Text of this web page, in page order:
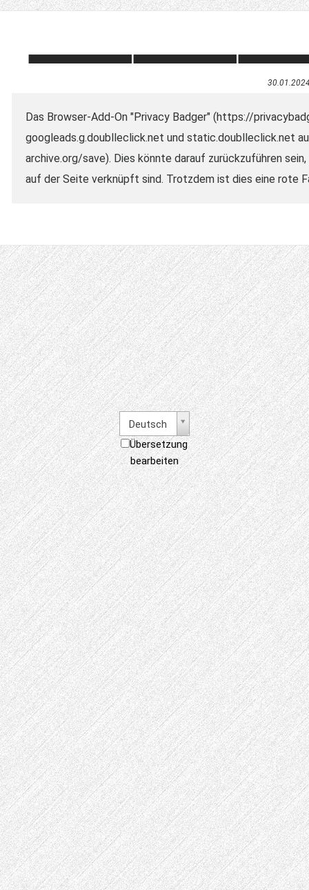
Das Browser-Add-On "Privacy Badger" (https://
googleads.g.doublleclick.net und static.doublleclick.net
archive.org/save). Dies könnte darauf zurückzuführen
auf der Seite verknüpft sind. Trotzdem ist dies eine rote
Deutsch
Übersetzung
bearbeiten